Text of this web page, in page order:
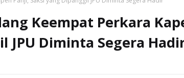
SELAMAT DATANG DI
Keempat Perkara
JPU Diminta Segera